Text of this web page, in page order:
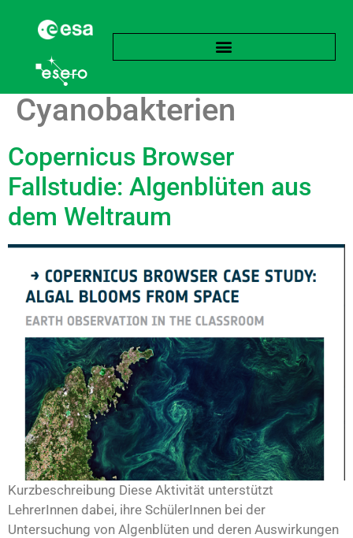
Schlagwort:
Cyanobakterien
Copernicus Browser
Fallstudie: Algenblüten aus
dem Weltraum
Kurzbeschreibung Diese Aktivität unterstützt
LehrerInnen dabei, ihre SchülerInnen bei der
Untersuchung von Algenblüten und deren Auswirkungen